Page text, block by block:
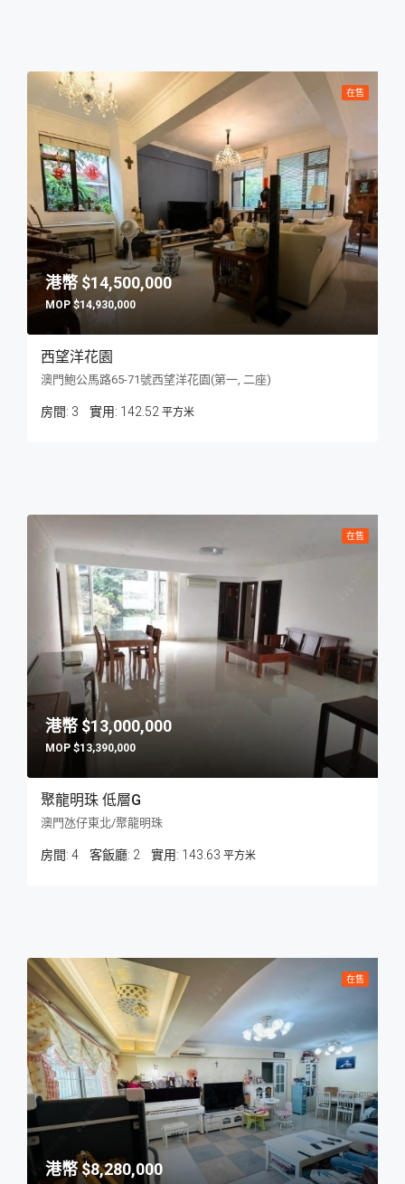
在售
$14,500,000
$14,930,000
西望洋花園
澳門鮑公馬路65-71號西望洋花園(第一, 二座)
房間: 3 142.52 平方米
在售
$13,000,000
$13,390,000
聚龍明珠 低層G
澳門氹仔東北/聚龍明珠
房間: 4 客飯廳: 2 143.63 平方米
在售
$8,280,000